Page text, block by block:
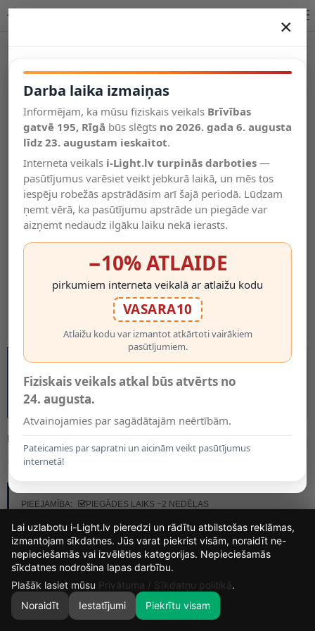
Salīdzināt
Vēlmju
saraksts
Valodas
0
MODELIS:
14.40€
PIEEJAMĪBA:
PIEGĀDES LAIKS ~2 NEDĒĻAS
×
Darba laika izmaiņas
Informējam, ka mūsu fiziskais veikals Brīvības
gatvē 195, Rīgā būs slēgts no 2026. gada 6. augusta
līdz 23. augustam ieskaitot.
Interneta veikals i-Light.lv turpinās darboties —
pasūtījumus varēsiet veikt jebkurā laikā, un mēs tos
iespēju robežās apstrādāsim arī šajā periodā. Lūdzam
ņemt vērā, ka pasūtījumu apstrāde un piegāde var
aizņemt nedaudz ilgāku laiku nekā ierasts.
−10% ATLAIDE
pirkumiem interneta veikalā ar atlaižu kodu
VASARA10
Atlaižu kodu var izmantot atkārtoti vairākiem
pasūtījumiem.
Fiziskais veikals atkal būs atvērts no
24. augusta.
Atvainojamies par sagādātajām neērtībām.
Pateicamies par sapratni un aicinām veikt pasūtījumus
internetā!
14
DIENAS
23
STUNDAS
1
MIN.
17
Lai uzlabotu i-Light.lv pieredzi un rādītu atbilstošas reklāmas,
izmantojam sīkdatnes. Jūs varat piekrist visām, noraidīt ne-
nepieciešamās vai izvēlēties kategorijas. Nepieciešamās
sīkdatnes nodrošina lapas darbību.
Plašāk lasiet mūsu Privātuma / Sīkdatņu politikā.
Noraidīt
Iestatījumi Piekrītu visam